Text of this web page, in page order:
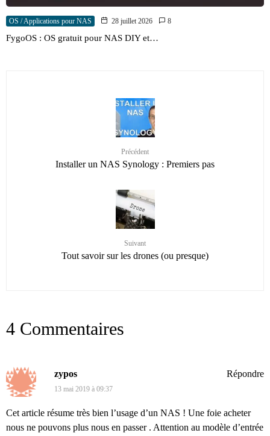
OS / Applications pour NAS 28 juillet 2026 8
FygoOS : OS gratuit pour NAS DIY et…
Précédent
Installer un NAS Synology : Premiers pas
Suivant
Tout savoir sur les drones (ou presque)
4 Commentaires
zypos
13 mai 2019 à 09:37
Cet article résume très bien l’usage d’un NAS ! Une foie acheter
nous ne pouvons plus nous en passer . Attention au modèle d’entrée
Répondre